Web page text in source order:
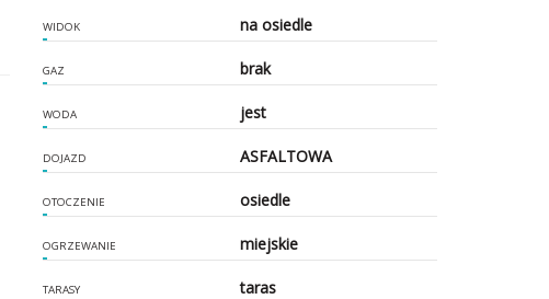
WIDOK na osiedle
GAZ brak
WODA jest
DOJAZD ASFALTOWA
OTOCZENIE osiedle
OGRZEWANIE miejskie
TARASY taras